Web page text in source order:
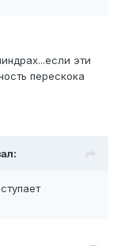
эти
перескока